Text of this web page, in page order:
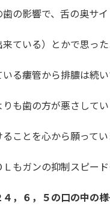
歯の影響で、舌の奥サ
ている）とかで思っ
る瘻管から排膿は続い
も歯の方が悪さしてい
ことを心から願ってい
もガンの抑制スピード
４，６，５の口の中の